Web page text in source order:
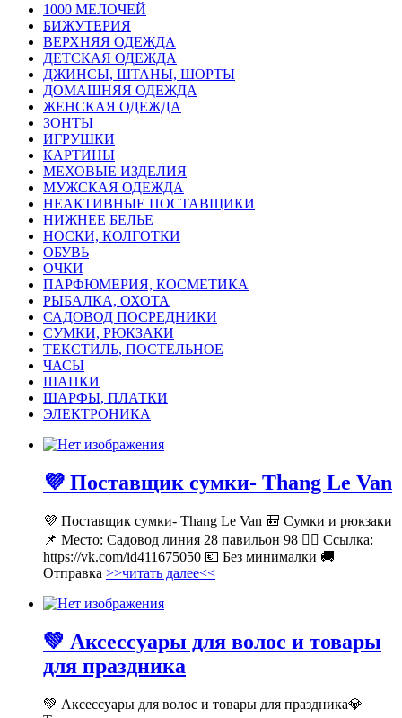
1000 МЕЛОЧЕЙ
БИЖУТЕРИЯ
ВЕРХНЯЯ ОДЕЖДА
ДЕТСКАЯ ОДЕЖДА
ДЖИНСЫ, ШТАНЫ, ШОРТЫ
ДОМАШНЯЯ ОДЕЖДА
ЖЕНСКАЯ ОДЕЖДА
ЗОНТЫ
ИГРУШКИ
КАРТИНЫ
МЕХОВЫЕ ИЗДЕЛИЯ
МУЖСКАЯ ОДЕЖДА
НЕАКТИВНЫЕ ПОСТАВЩИКИ
НИЖНЕЕ БЕЛЬЕ
НОСКИ, КОЛГОТКИ
ОБУВЬ
ОЧКИ
ПАРФЮМЕРИЯ, КОСМЕТИКА
РЫБАЛКА, ОХОТА
САДОВОД ПОСРЕДНИКИ
СУМКИ, РЮКЗАКИ
ТЕКСТИЛЬ, ПОСТЕЛЬНОЕ
ЧАСЫ
ШАПКИ
ШАРФЫ, ПЛАТКИ
ЭЛЕКТРОНИКА
💜 Поставщик сумки- Thang Le Van
💜 Поставщик сумки- Thang Le Van 🎒 Сумки и рюкзаки
📌 Место: Садовод линия 28 павильон 98 👉🏻 Ссылка:
https://vk.com/id411675050 💶 Без минималки 🚚
Отправка >>читать далее<<
💚 Аксессуары для волос и товары
для праздника
💚 Аксессуары для волос и товары для праздника💎